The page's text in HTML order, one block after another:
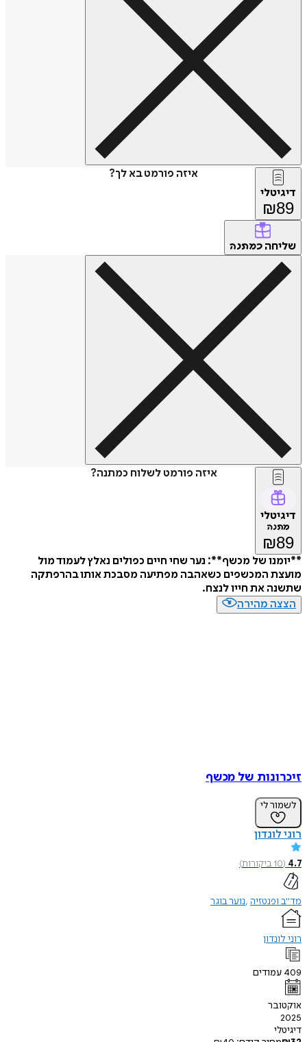
איזה פורמט בא לך?
דיגיטלי
₪89
שליחה כמתנה
איזה פורמט לשלוח כמתנה?
דיגיטלי
מתנה
₪89
**יומנו של מכשף**: נער שחי חיים כפולים נאלץ לעמוד מול
מועצת המכשפים כשאהבה מפתיעה מסבכת אותו בהרפתקה
שתשנה את חייו לנצח.
הצצה מהירה
זיכרונות של מכשף
לשמור לי
רוני לונדון
4.7
(
10ביקורות)
מד"ב ופנטזיה נוער בוגר
רוני לונדון
409 עמודים
אוקטובר
2025
דיגיטלי